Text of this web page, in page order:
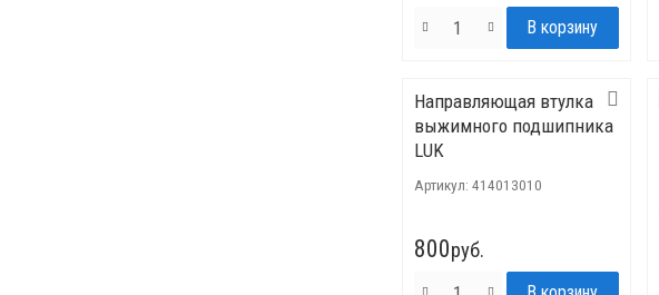
Направляющая втулка
выжимного подшипника
LUK
Артикул: 414013010
800руб.